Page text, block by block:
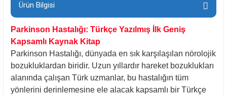
Ürün Bilgisi
Parkinson Hastalığı: Türkçe Yazılmış İlk Geniş
Kapsamlı Kaynak Kitap
Parkinson Hastalığı, dünyada en sık karşılaşılan nörolojik
bozukluklardan biridir. Uzun yıllardır hareket bozuklukları
alanında çalışan Türk uzmanlar, bu hastalığın tüm
yönlerini derinlemesine ele alacak kapsamlı bir Türkçe